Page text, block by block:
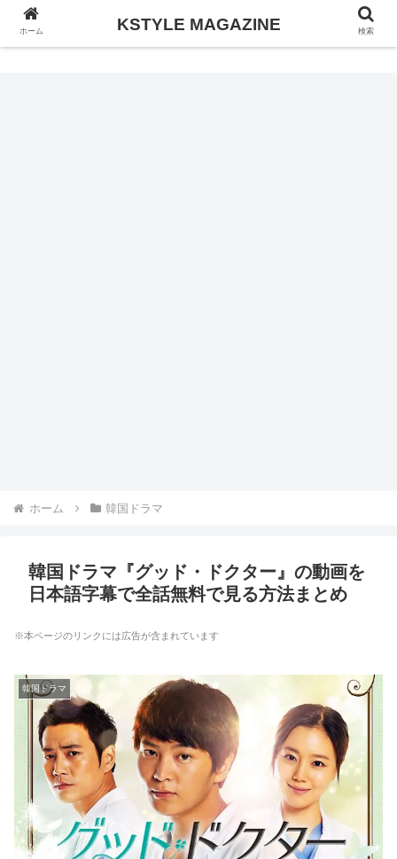
KSTYLE MAGAZINE
ホーム 韓国ドラマ
韓国ドラマ『グッド・ドクター』の動画を
日本語字幕で全話無料で見る方法まとめ
※本ページのリンクには広告が含まれています
韓国ドラマ
ホーム KSTYLE MAGAZINE 検索